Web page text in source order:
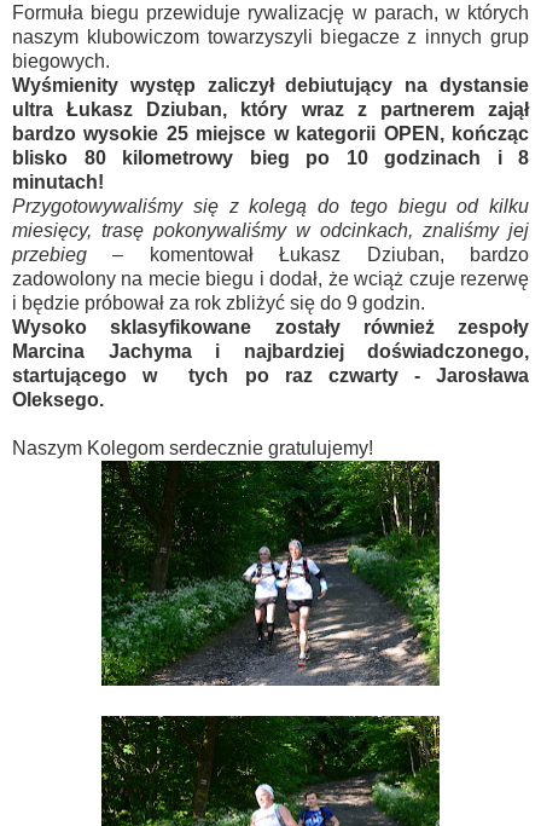
Formuła biegu przewiduje rywalizację w parach, w których
naszym klubowiczom towarzyszyli biegacze z innych grup
biegowych.
Wyśmienity występ zaliczył debiutujący na dystansie
ultra Łukasz Dziuban, który wraz z partnerem zajął
bardzo wysokie 25 miejsce w kategorii OPEN, kończąc
blisko 80 kilometrowy bieg po 10 godzinach i 8
minutach!
Przygotowywaliśmy się z kolegą do tego biegu od kilku
miesięcy, trasę pokonywaliśmy w odcinkach, znaliśmy jej
przebieg – komentował Łukasz Dziuban, bardzo
zadowolony na mecie biegu i dodał, że wciąż czuje rezerwę
i będzie próbował za rok zbliżyć się do 9 godzin.
Wysoko sklasyfikowane zostały również zespoły
Marcina Jachyma i najbardziej doświadczonego,
startującego w tych po raz czwarty - Jarosława
Oleksego.
Naszym Kolegom serdecznie gratulujemy!